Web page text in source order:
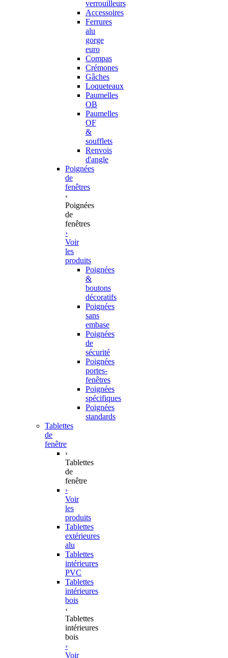
verrouilleurs
Accessoires
Ferrures
alu
gorge
euro
Compas
Crémones
Gâches
Loqueteaux
Paumelles
OB
Paumelles
OF
&
soufflets
Renvois
d'angle
Poignées
de
fenêtres
‹
Poignées
de
fenêtres
›
Voir
les
produits
Poignées
&
boutons
décoratifs
Poignées
sans
embase
Poignées
de
sécurité
Poignées
portes-
fenêtres
Poignées
spécifiques
Poignées
standards
Tablettes
de
fenêtre
‹
Tablettes
de
fenêtre
›
Voir
les
produits
Tablettes
extérieures
alu
Tablettes
intérieures
PVC
Tablettes
intérieures
bois
‹
Tablettes
intérieures
bois
›
Voir